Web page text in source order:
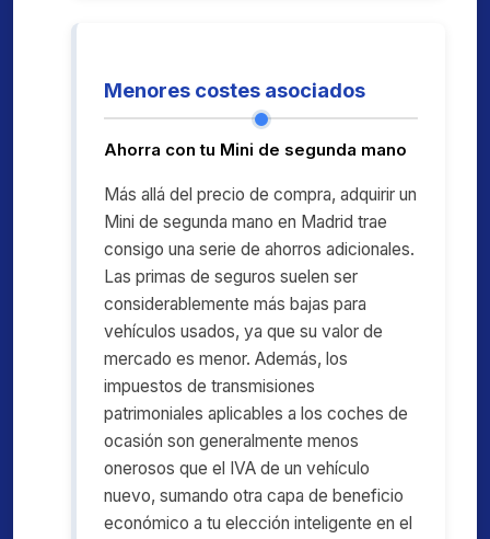
Menores costes asociados
Ahorra con tu Mini de segunda mano
Más allá del precio de compra, adquirir un
Mini de segunda mano en Madrid trae
consigo una serie de ahorros adicionales.
Las primas de seguros suelen ser
considerablemente más bajas para
vehículos usados, ya que su valor de
mercado es menor. Además, los
impuestos de transmisiones
patrimoniales aplicables a los coches de
ocasión son generalmente menos
onerosos que el IVA de un vehículo
nuevo, sumando otra capa de beneficio
económico a tu elección inteligente en el